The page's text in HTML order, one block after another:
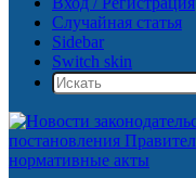
Случайная статья
Sidebar
Switch skin